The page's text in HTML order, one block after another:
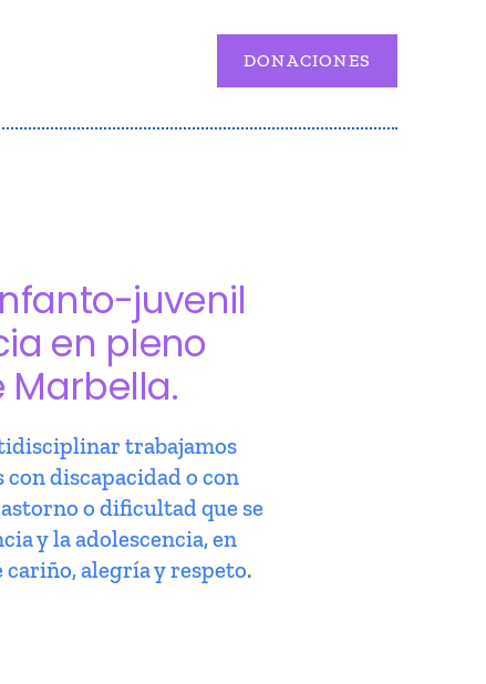
DONACIONES
juvenil
en pleno
Marbella.
trabajamos
con discapacidad o con
o dificultad que se
y la adolescencia, en
alegría y respeto.